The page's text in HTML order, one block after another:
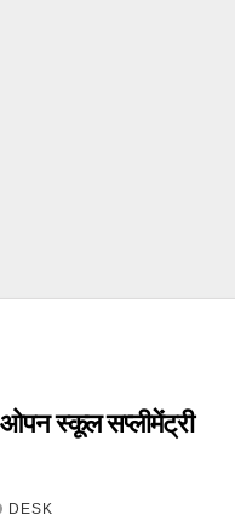
स्कूल सप्लीमेंट्री
DESK